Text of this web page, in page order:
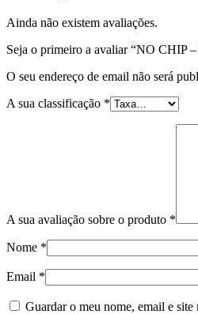
Ainda não existem avaliações.
Seja o primeiro a avaliar “NO CHIP
O seu endereço de email não será
A sua classificação *
A sua avaliação sobre o produto *
Nome *
Email *
Guardar o meu nome, email e site